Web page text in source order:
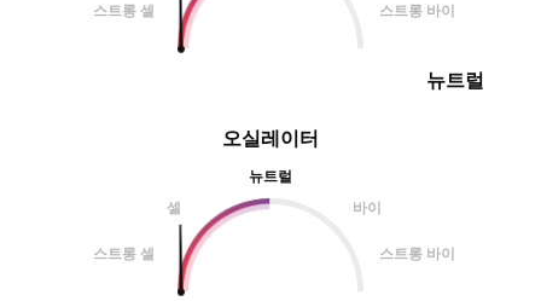
오실레이터
뉴트럴
셀
바이
스트롱 셀 스트롱 바이
스트롱 셀 스트롱 바이
뉴트럴